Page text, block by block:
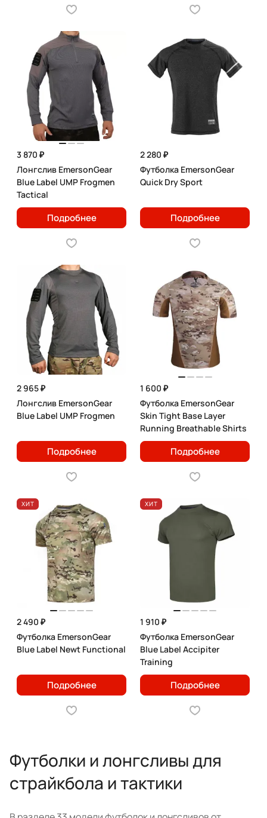
3 870 ₽
Лонгслив EmersonGear
Blue Label UMP Frogmen
Tactical
Подробнее
2 280 ₽
Футболка EmersonGear
Quick Dry Sport
Подробнее
2 965 ₽
Лонгслив EmersonGear
Blue Label UMP Frogmen
Подробнее
1 600 ₽
Футболка EmersonGear
Skin Tight Base Layer
Running Breathable Shirts
Подробнее
ХИТ
2 490 ₽
Футболка EmersonGear
Blue Label Newt Functional
Подробнее
ХИТ
1 910 ₽
Футболка EmersonGear
Blue Label Accipiter
Training
Подробнее
Футболки и лонгсливы для
страйкбола и тактики